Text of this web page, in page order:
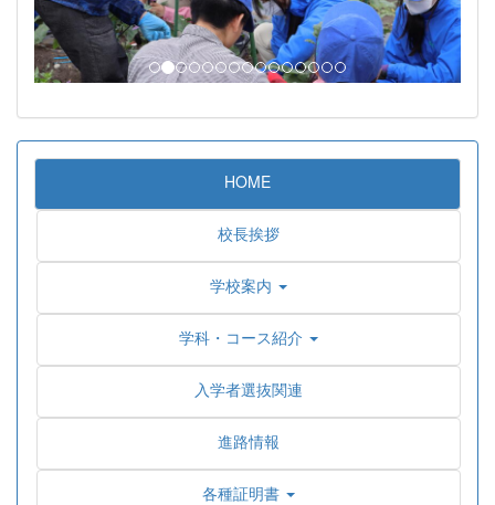
s
HOME
校長挨拶
学校案内
学科・コース紹介
入学者選抜関連
進路情報
各種証明書